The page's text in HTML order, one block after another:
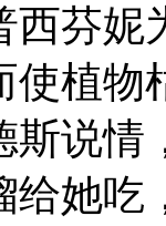
西芬妮
使植物
斯说情
给她吃